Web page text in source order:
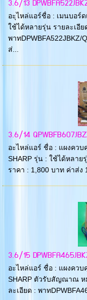
3.6/13
อะุไหล่แอร์ชื่อ : เมนบอร์
ใช้ได้หลายรุ่น รายละเอีย
พาทDPWBFA522JBKZ/
ส่...
3.6/14
อะไหล่แอร์ ชื่อ : แผงควบ
SHARP รุ่น : ใช้ได้หลาย
ราคา : 1,800 บาท ค่าส่ง
3.6/15
อะไหล่แอร์ ชื่อ : แผงควบ
SHARP ตัวรับสัญณาณ ห
ละเอียด : พาท